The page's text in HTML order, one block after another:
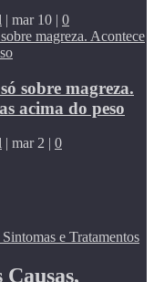
| mar 10 | 0
sobre magreza.
acima do peso
| mar 2 | 0